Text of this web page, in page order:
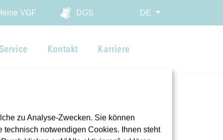
VGF DGS DE
Service Kontakt Karriere
zu Analyse-Zwecken. Sie können
notwendigen Cookies. Ihnen steht